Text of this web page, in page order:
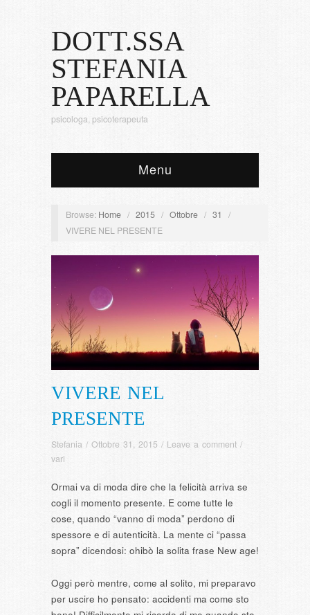
DOTT.SSA
STEFANIA
PAPARELLA
psicologa, psicoterapeuta
Menu
Browse: Home / 2015 / Ottobre / 31
/
VIVERE NEL PRESENTE
VIVERE NEL
PRESENTE
Stefania / Ottobre 31, 2015 / Leave a comment /
vari
Ormai va di moda dire che la felicità arriva se
cogli il momento presente. E come tutte le
cose, quando “vanno di moda” perdono di
spessore e di autenticità. La mente ci “passa
sopra” dicendosi: ohibò la solita frase New age!
Oggi però mentre, come al solito, mi preparavo
per uscire ho pensato: accidenti ma come sto